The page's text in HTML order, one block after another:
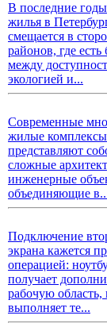
В последние
жилья в
смещается в
районов, где есть
между
экологией и...
Современные
жилые комплексы
представляют
сложные
инженерные
объединяющие
Подключение
экрана кажется
операцией:
получает
рабочую область,
выполняет те...